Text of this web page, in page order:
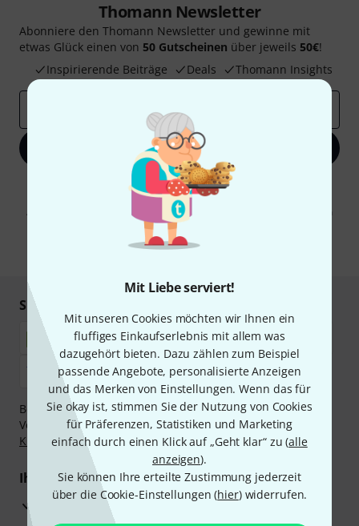
Mit Liebe serviert!
Mit unseren Cookies möchten wir Ihnen ein
fluffiges Einkaufserlebnis mit allem was
dazugehört bieten. Dazu zählen zum Beispiel
passende Angebote, personalisierte Anzeigen
und das Merken von Einstellungen. Wenn das für
Sie okay ist, stimmen Sie der Nutzung von Cookies
für Präferenzen, Statistiken und Marketing
einfach durch einen Klick auf „Geht klar“ zu (alle
anzeigen).
Sie können Ihre erteilte Zustimmung jederzeit
über die Cookie-Einstellungen (hier) widerrufen.
Thomann Newsletter
Abonniere den Thomann Newsletter und gewinne mit
etwas Glück einen von 50 Gutscheinen über jeweils 50€!
Inspirierende Beiträge
Deals Thomann Insights
Jetzt anmelden
Mit Klick auf „Jetzt anmelden“ stimmen Sie dem Erhalt von E-Mail-
Werbung und einer Messung des E-Mail-Nutzungsverhaltens zu. Die
Abmeldung ist jederzeit möglich. Weitere Informationen finden Sie in
unserenDatenschutzhinweisen
* Pflichtfeld
Sicher einkaufen & bezahlen
Bezahlen Sie vertraulich und sicher per Nachnahme,
Vorkasse, PayPal, Amazon Pay,Klarna Sofort bezahlen
Klarna Ratenzahlungoder Kreditkarte.
Ihre Vorteile
3 Jahre Thomann Garantie